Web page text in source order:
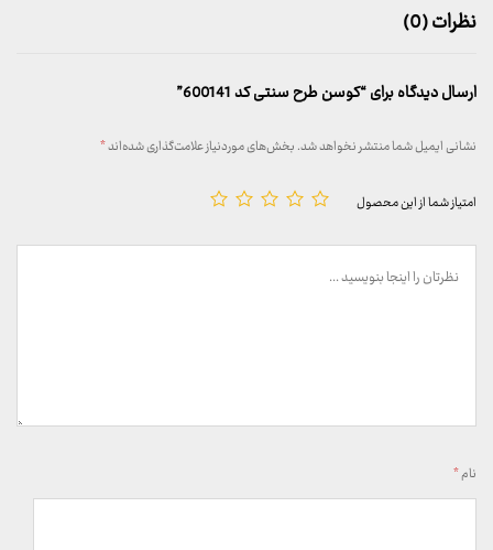
نظرات (0)
ارسال دیدگاه برای “کوسن طرح سنتی کد 600141”
نشانی ایمیل شما منتشر نخواهد شد.بخش‌های موردنیاز علامت‌گذاری شده‌اند*
امتیاز شما از این محصول
نام*